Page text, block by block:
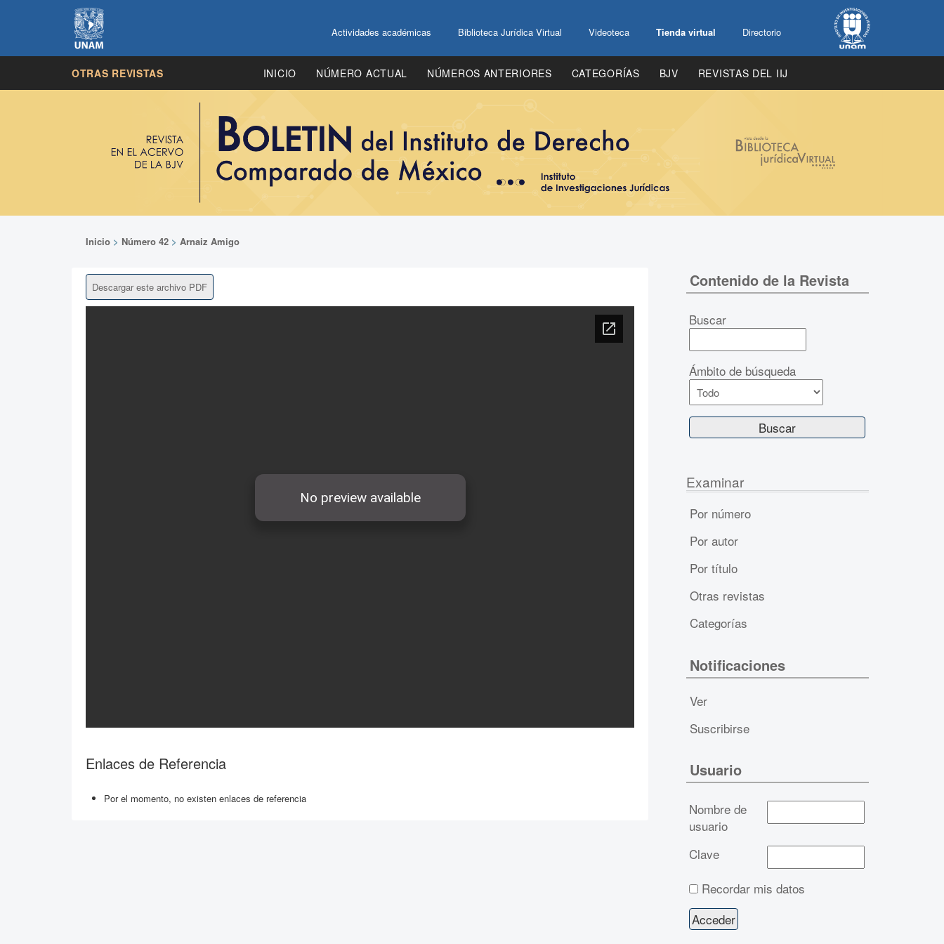
Actividades académicas Biblioteca Jurídica Virtual Videoteca Tienda virtual Directorio
OTRAS REVISTAS INICIO NÚMERO ACTUAL NÚMEROS ANTERIORES CATEGORÍAS BJV REVISTAS DEL IIJ
Inicio > Número 42 > Arnaiz Amigo
Descargar este archivo PDF
Enlaces de Referencia
Por el momento, no existen enlaces de referencia
Contenido de la Revista
Buscar
Ámbito de búsqueda
Examinar
Por número
Por autor
Por título
Otras revistas
Categorías
Notificaciones
Ver
Suscribirse
Usuario
Nombre de
usuario
Clave
Recordar mis datos